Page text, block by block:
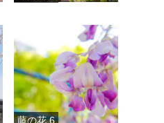
藤の花 6